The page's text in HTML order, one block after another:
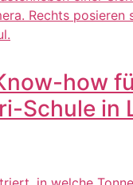
how
Schule in